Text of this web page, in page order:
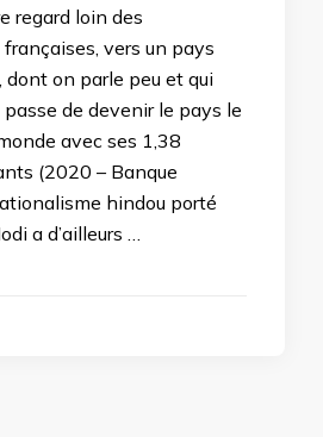
regard loin des
vers un pays
on parle peu et qui
de devenir le pays le
avec ses 1,38
(2020 – Banque
hindou porté
a d’ailleurs …